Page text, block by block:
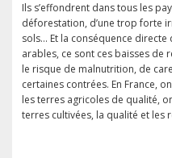
Ils s’effondrent dans tous les
déforestation, d’une trop forte
sols… Et la conséquence
arables, ce sont ces baisses de
le risque de malnutrition, de
certaines contrées. En France,
les terres agricoles de qualité,
terres cultivées, la qualité et les